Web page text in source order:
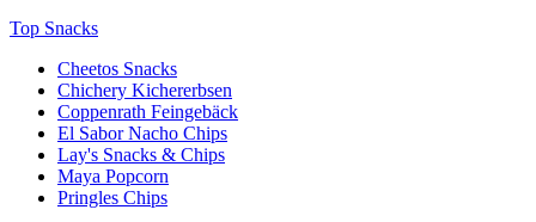
Top Snacks
Cheetos Snacks
Chichery Kichererbsen
Coppenrath Feingebäck
El Sabor Nacho Chips
Lay's Snacks & Chips
Maya Popcorn
Pringles Chips